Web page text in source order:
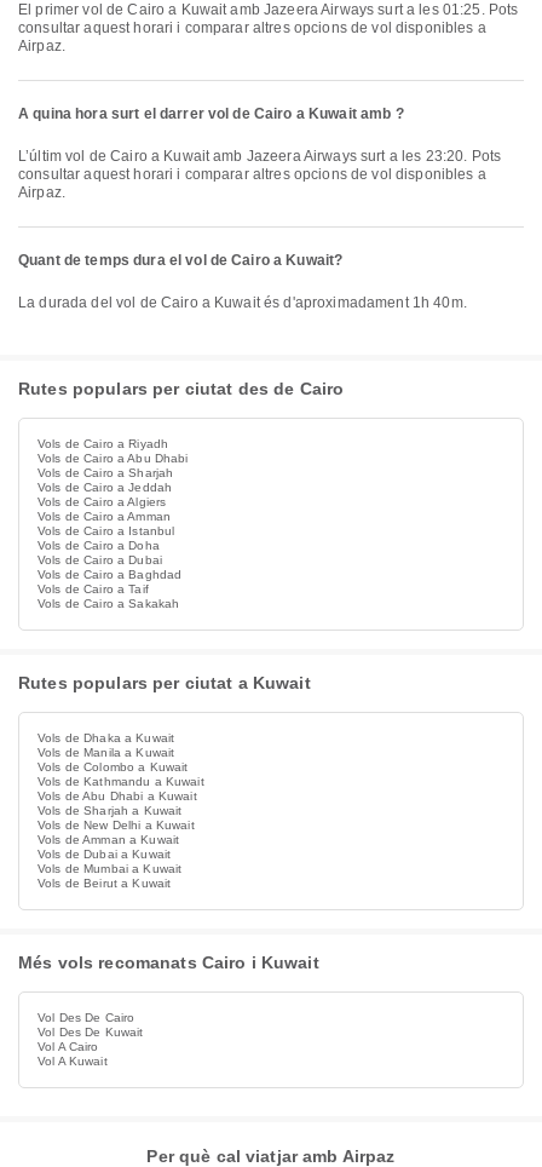
El primer vol de Cairo a Kuwait amb Jazeera Airways surt a les 01:25. Pots
consultar aquest horari i comparar altres opcions de vol disponibles a
Airpaz.
A quina hora surt el darrer vol de Cairo a Kuwait amb ?
L’últim vol de Cairo a Kuwait amb Jazeera Airways surt a les 23:20. Pots
consultar aquest horari i comparar altres opcions de vol disponibles a
Airpaz.
Quant de temps dura el vol de Cairo a Kuwait?
La durada del vol de Cairo a Kuwait és d'aproximadament 1h 40m.
Rutes populars per ciutat des de Cairo
Vols de Cairo a Riyadh
Vols de Cairo a Abu Dhabi
Vols de Cairo a Sharjah
Vols de Cairo a Jeddah
Vols de Cairo a Algiers
Vols de Cairo a Amman
Vols de Cairo a Istanbul
Vols de Cairo a Doha
Vols de Cairo a Dubai
Vols de Cairo a Baghdad
Vols de Cairo a Taif
Vols de Cairo a Sakakah
Rutes populars per ciutat a Kuwait
Vols de Dhaka a Kuwait
Vols de Manila a Kuwait
Vols de Colombo a Kuwait
Vols de Kathmandu a Kuwait
Vols de Abu Dhabi a Kuwait
Vols de Sharjah a Kuwait
Vols de New Delhi a Kuwait
Vols de Amman a Kuwait
Vols de Dubai a Kuwait
Vols de Mumbai a Kuwait
Vols de Beirut a Kuwait
Més vols recomanats Cairo i Kuwait
Vol Des De Cairo
Vol Des De Kuwait
Vol A Cairo
Vol A Kuwait
Per què cal viatjar amb Airpaz